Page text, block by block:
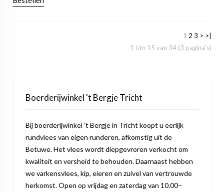
1 2 3 > >|
1 t/m 15 van 34 (3 pagina's)
Boerderijwinkel 't Bergje Tricht
Bij boerderijwinkel ’t Bergje in Tricht koopt u eerlijk
rundvlees van eigen runderen, afkomstig uit de
Betuwe. Het vlees wordt diepgevroren verkocht om
kwaliteit en versheid te behouden. Daarnaast hebben
we varkensvlees, kip, eieren en zuivel van vertrouwde
herkomst. Open op vrijdag en zaterdag van 10.00–